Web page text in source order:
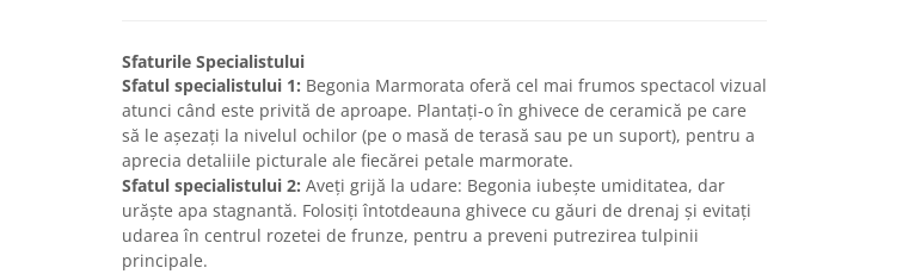
Sfaturile Specialistului
Sfatul specialistului 1: Begonia Marmorata oferă cel mai frumos spectacol vizual
atunci când este privită de aproape. Plantați-o în ghivece de ceramică pe care
să le așezați la nivelul ochilor (pe o masă de terasă sau pe un suport), pentru a
aprecia detaliile picturale ale fiecărei petale marmorate.
Sfatul specialistului 2: Aveți grijă la udare: Begonia iubește umiditatea, dar
urăște apa stagnantă. Folosiți întotdeauna ghivece cu găuri de drenaj și evitați
udarea în centrul rozetei de frunze, pentru a preveni putrezirea tulpinii
principale.